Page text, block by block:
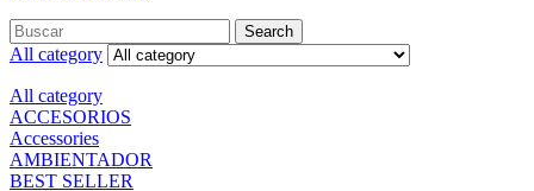
Search
for:
Search
All category
All category
ACCESORIOS
Accessories
AMBIENTADOR
BEST SELLER